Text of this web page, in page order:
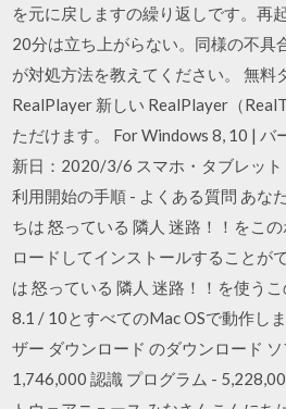
を元に戻しますの繰り返しです。再
20分は立ち上がらない。同様の不具
が対処方法を教えてください。 無料
RealPlayer 新しい RealPlayer（
ただけます。 For Windows 8, 10 | バ
新日：2020/3/6 スマホ・タブレット
利用開始の手順 - よくある質問 あな
ちは 怒っている 隣人 迷路！！をこ
ロードしてインストールすることが
は 怒っている 隣人 迷路！！を使う
8.1 / 10とすべてのMac OSで動作し
ザー ダウンロード のダウンロード
1,746,000 認識 プログラム -